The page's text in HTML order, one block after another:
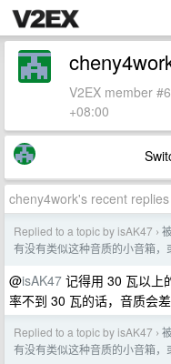
V2EX member
+08:00
cheny4work's recent replies
Replied to a topic by isAK47 ›
有没有类似这种音质的小音箱，
@isAK47 记得用 30 瓦以上
率不到 30 瓦的话，音质会差
Replied to a topic by isAK47 ›
有没有类似这种音质的小音箱，